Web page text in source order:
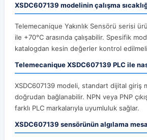
XSDC607139 modelinin çalışma
Telemecanique Yakınlık Sensörü serisi
ile +70°C arasında çalışabilir. Spesifik
katalogdan kesin değerler kontrol
Telemecanique XSDC607139 PLC ile
XSDC607139 modeli, standart dijital giriş
doğrudan bağlanabilir. NPN veya PNP
farklı PLC markalarıyla uyumluluk sağlar.
XSDC607139 sensörünün algılama